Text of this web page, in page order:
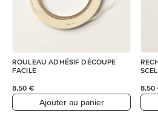
ROULEAU ADHÉSIF DÉCOUPE
FACILE
8,50 €
Ajouter au panier
8,50